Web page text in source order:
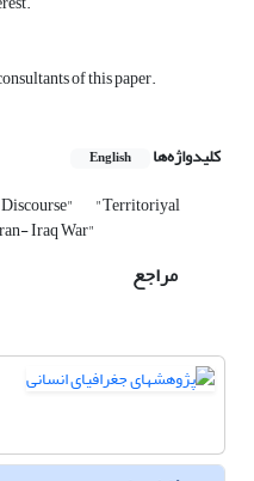
of this paper.
کلیدواژه‌ها English
"Territoriyal
Iraq War"
مراجع